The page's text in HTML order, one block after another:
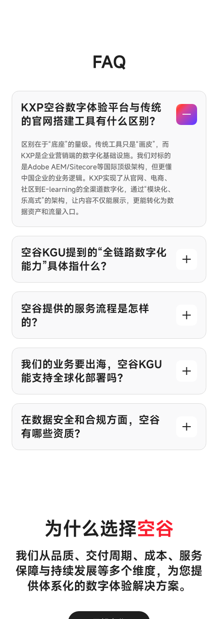
FAQ
KXP空谷数字体验平台与传统
的官网搭建工具有什么区别？
区别在于“底座”的量级。传统工具只是“画皮”，而
KXP是企业营销端的数字化基础设施。我们对标的
是Adobe AEM/Sitecore等国际顶级架构，但更懂
中国企业的业务逻辑。KXP实现了从官网、电商、
社区到E-learning的全渠道数字化，通过“模块化、
乐高式”的架构，让内容不仅能展示，更能转化为数
据资产和流量入口。
空谷KGU提到的“全链路数字化
能力”具体指什么？
空谷提供的服务流程是怎样
的？
我们的业务要出海，空谷KGU
能支持全球化部署吗？
在数据安全和合规方面，空谷
有哪些资质？
为什么选择空谷
我们从品质、交付周期、成本、服务
保障与持续发展等多个维度，为您提
供体系化的数字体验解决方案。